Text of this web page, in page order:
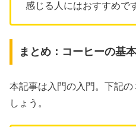
感じる人にはおすすめで
まとめ：コーヒーの基
本記事は入門の入門。下記
しょう。